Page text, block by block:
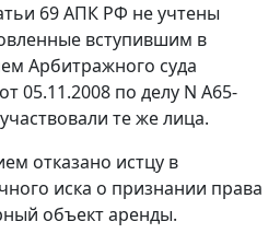
69 АПК РФ не учтены
вступившим в
Арбитражного суда
05.11.2008 по делу N А65-
те же лица.
отказано истцу в
иска о признании права
объект аренды.